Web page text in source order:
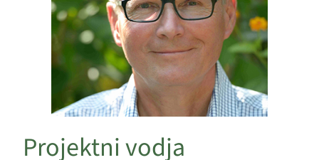
Projektni vodja